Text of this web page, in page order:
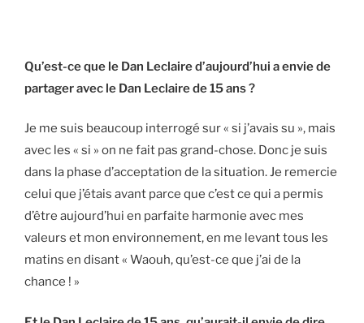
Qu’est-ce que le Dan Leclaire d’aujourd’hui a envie de
partager avec le Dan Leclaire de 15 ans ?
Je me suis beaucoup interrogé sur « si j’avais su », mais
avec les « si » on ne fait pas grand-chose. Donc je suis
dans la phase d’acceptation de la situation. Je remercie
celui que j’étais avant parce que c’est ce qui a permis
d’être aujourd’hui en parfaite harmonie avec mes
valeurs et mon environnement, en me levant tous les
matins en disant « Waouh, qu’est-ce que j’ai de la
chance ! »